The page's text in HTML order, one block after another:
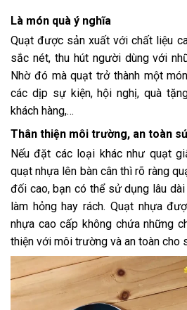
Là món quà ý nghĩa
Quạt được sản xuất với chất liệu
sắc nét, thu hút người dùng với
Nhờ đó mà quạt trở thành một
các dịp sự kiện, hội nghị, quà
khách hàng,…
Thân thiện môi trường, an toàn
Nếu đặt các loại khác như quạt
quạt nhựa lên bàn cân thì rõ ràng
đối cao, bạn có thể sử dụng lâu
làm hỏng hay rách. Quạt nhựa
nhựa cao cấp không chứa những
thiện với môi trường và an toàn cho